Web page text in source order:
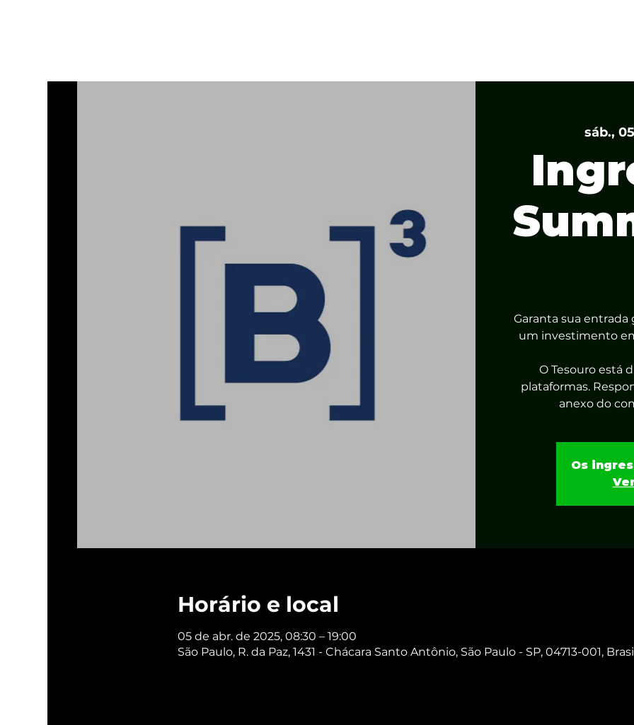
sáb.,
Garanta sua
um investimento
O Tesouro está
plataformas.
anexo do
Os
Horário e local
05 de abr. de 2025, 08:30 – 19:00
São Paulo, R. da Paz, 1431 - Chácara Santo Antônio, São Paulo - SP, 04713-001,